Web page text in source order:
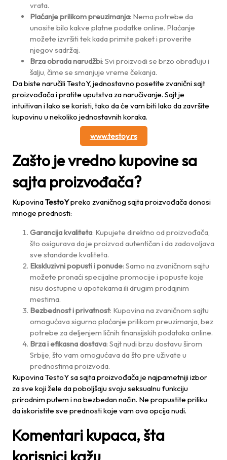
vrata.
Plaćanje prilikom preuzimanja: Nema potrebe da
unosite bilo kakve platne podatke online. Plaćanje
možete izvršiti tek kada primite paket i proverite
njegov sadržaj.
Brza obrada narudžbi: Svi proizvodi se brzo obrađuju i
šalju, čime se smanjuje vreme čekanja.
Da biste naručili TestoY, jednostavno posetite zvanični sajt
proizvođača i pratite uputstva za naručivanje. Sajt je
intuitivan i lako se koristi, tako da će vam biti lako da završite
kupovinu u nekoliko jednostavnih koraka.
www.testoy.rs
Zašto je vredno kupovine sa
sajta proizvođača?
KupovinaTestoYpreko zvaničnog sajta proizvođača donosi
mnoge prednosti:
Garancija kvaliteta: Kupujete direktno od proizvođača,
što osigurava da je proizvod autentičan i da zadovoljava
sve standarde kvaliteta.
Ekskluzivni popusti i ponude: Samo na zvaničnom sajtu
možete pronaći specijalne promocije i popuste koje
nisu dostupne u apotekama ili drugim prodajnim
mestima.
Bezbednost i privatnost: Kupovina na zvaničnom sajtu
omogućava sigurno plaćanje prilikom preuzimanja, bez
potrebe za deljenjem ličnih finansijskih podataka online.
Brza i efikasna dostava: Sajt nudi brzu dostavu širom
Srbije, što vam omogućava da što pre uživate u
prednostima proizvoda.
Kupovina TestoY sa sajta proizvođača je najpametniji izbor
za sve koji žele da poboljšaju svoju seksualnu funkciju
prirodnim putem i na bezbedan način. Ne propustite priliku
da iskoristite sve prednosti koje vam ova opcija nudi.
Komentari kupaca, šta